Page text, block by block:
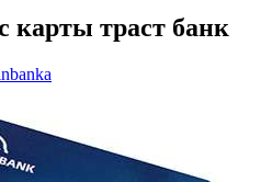
карты траст банк